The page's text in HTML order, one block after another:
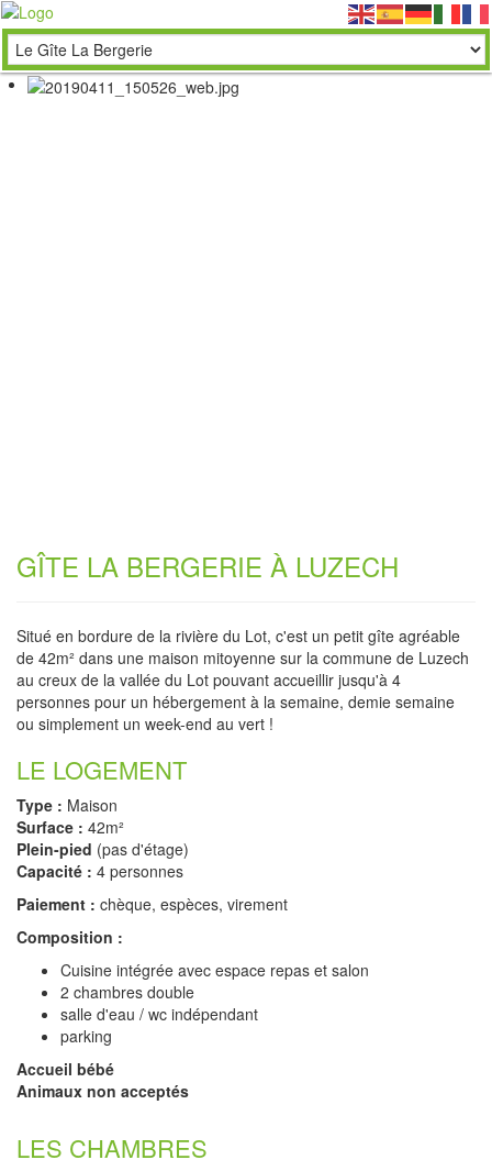
GÎTE LA BERGERIE À LUZECH
Situé en bordure de la rivière du Lot, c'est un petit gîte agréable
de 42m² dans une maison mitoyenne sur la commune de Luzech
au creux de la vallée du Lot pouvant accueillir jusqu'à 4
personnes pour un hébergement à la semaine, demie semaine
ou simplement un week-end au vert !
LE LOGEMENT
Type : Maison
Surface : 42m²
Plein-pied (pas d'étage)
Capacité : 4 personnes
Paiement : chèque, espèces, virement
Composition :
Cuisine intégrée avec espace repas et salon
2 chambres double
salle d'eau / wc indépendant
parking
Accueil bébé
Animaux non acceptés
LES CHAMBRES